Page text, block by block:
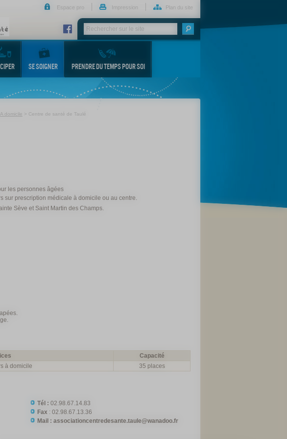
Espace pro Impression Plan du site
SE SOIGNER PRENDRE DU TEMPS POUR SOI
domicile > Centre de santé de Taulé
les personnes âgées
sur prescription médicale à domicile ou au centre.
Sève et Saint Martin des Champs.
Capacité
à domicile
35 places
Tél : 02.98.67.14.83
Fax : 02.98.67.13.36
Mail : associationcentredesante.taule@wanadoo.fr